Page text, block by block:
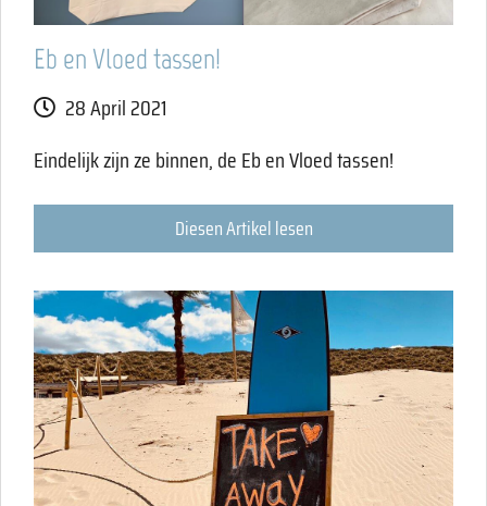
Eb en Vloed tassen!
28 April 2021
Eindelijk zijn ze binnen, de Eb en Vloed tassen!
Diesen Artikel lesen